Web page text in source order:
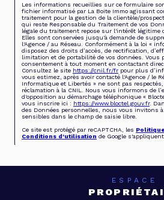
Les informations recueillies sur ce formulaire
fichier informatisé par La Boite Immo agissant
traitement pour la gestion de la clientèle/
qui reste Responsable du Traitement de vos
légale du traitement repose sur l'intérêt légitime
Elles sont conservées jusqu'à demande de
l'Agence / au Réseau. Conformément à la loi «
disposez des droits d’accès, de rectification,
limitation et de portabilité de vos données. Vous
consentement à tout moment en contactant
Consultez le site https://cnil.fr/fr pour plus
vous estimez, après avoir contacté l'Agence / le
Informatique et Libertés » ne sont pas
réclamation à la CNIL. Nous vous informons de
d'opposition au démarchage téléphonique «
vous inscrire ici : https://www.bloctel.gouv.fr.
des Données personnelles, nous vous invitons
sensibles dans le champ de saisie libre.
Ce site est protégé par reCAPTCHA, les
Conditions d'utilisation de Google s'appliquent.
ESPACE